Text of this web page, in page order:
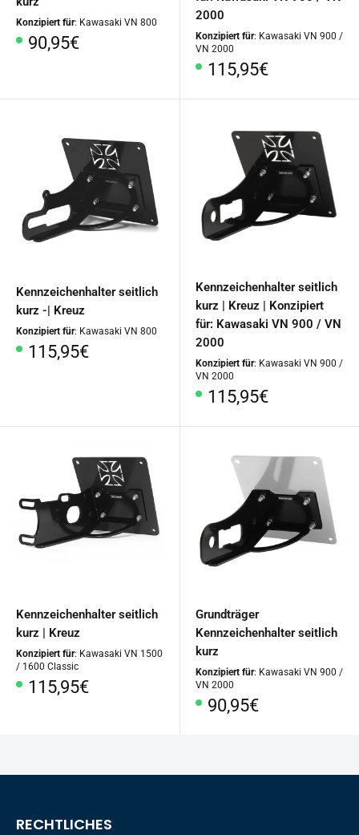
Konzipiert für: Kawasaki VN 800
Sonderpreis
90,95€
2000
Konzipiert für: Kawasaki VN 900 /
VN 2000
Sonderpreis
115,95€
Kennzeichenhalter seitlich
kurz -| Kreuz
Konzipiert für: Kawasaki VN 800
Sonderpreis
115,95€
Kennzeichenhalter seitlich
kurz | Kreuz | Konzipiert
für: Kawasaki VN 900 / VN
2000
Konzipiert für: Kawasaki VN 900 /
VN 2000
Sonderpreis
115,95€
Kennzeichenhalter seitlich
kurz | Kreuz
Konzipiert für: Kawasaki VN 1500
/ 1600 Classic
Sonderpreis
115,95€
Grundträger
Kennzeichenhalter seitlich
kurz
Konzipiert für: Kawasaki VN 900 /
VN 2000
Sonderpreis
90,95€
RECHTLICHES